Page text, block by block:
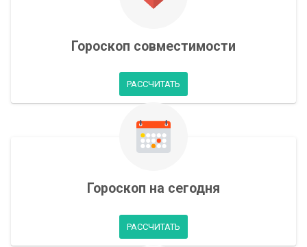
Гороскоп совместимости
РАССЧИТАТЬ
Гороскоп на сегодня
РАССЧИТАТЬ